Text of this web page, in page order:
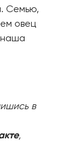
Семью,
овец
наша
в
,